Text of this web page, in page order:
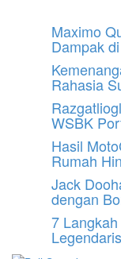
Maximo
Dampak
Rahasia
WSBK
Hasil
Rumah
Jack
dengan
7